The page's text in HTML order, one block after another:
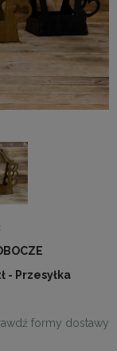
- Przesyłka
formy dostawy